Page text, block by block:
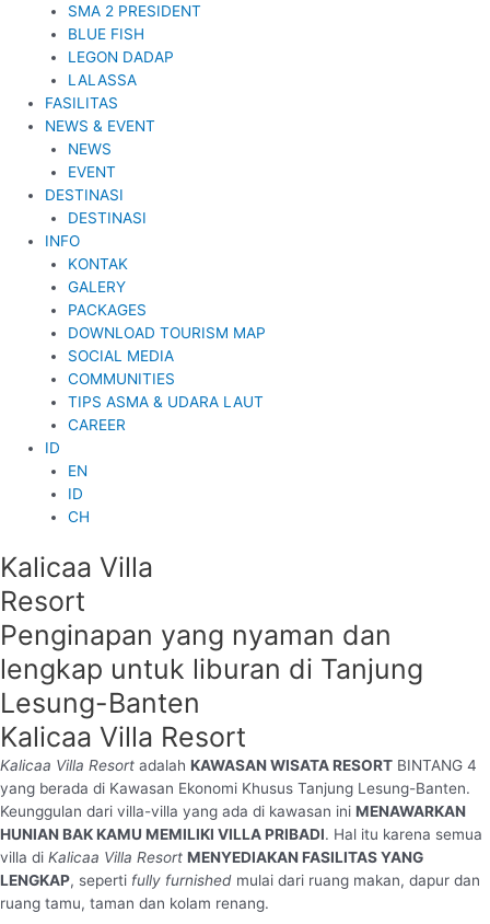
SMA 2 PRESIDENT
BLUE FISH
LEGON DADAP
LALASSA
FASILITAS
NEWS & EVENT
NEWS
EVENT
DESTINASI
DESTINASI
INFO
KONTAK
GALERY
PACKAGES
DOWNLOAD TOURISM MAP
SOCIAL MEDIA
COMMUNITIES
TIPS ASMA & UDARA LAUT
CAREER
ID
EN
ID
CH
Kalicaa Villa
Resort
Penginapan yang nyaman dan
lengkap untuk liburan di Tanjung
Lesung-Banten
Kalicaa Villa Resort
Kalicaa Villa Resort adalah KAWASAN WISATA RESORT BINTANG 4
yang berada di Kawasan Ekonomi Khusus Tanjung Lesung-Banten.
Keunggulan dari villa-villa yang ada di kawasan ini MENAWARKAN
HUNIAN BAK KAMU MEMILIKI VILLA PRIBADI. Hal itu karena semua
villa di Kalicaa Villa Resort MENYEDIAKAN FASILITAS YANG
LENGKAP, seperti fully furnished mulai dari ruang makan, dapur dan
ruang tamu, taman dan kolam renang.